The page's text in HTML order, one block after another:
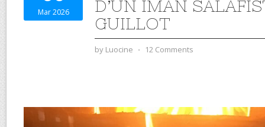
Mar 2026
D’UN IMAN
GUILLOT
by Luocine ⋅ 12 Comments